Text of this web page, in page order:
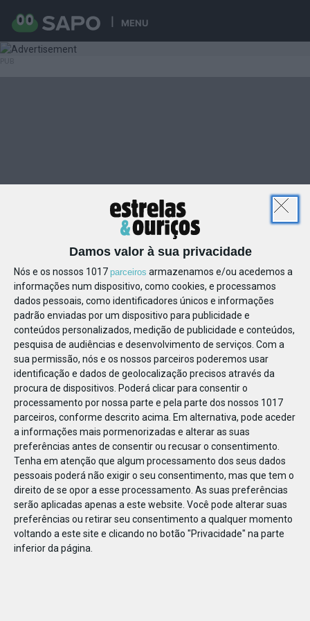
Damos valor à sua privacidade
Nós e os nossos 1017 parceiros armazenamos e/ou acedemos a
informações num dispositivo, como cookies, e processamos
dados pessoais, como identificadores únicos e informações
padrão enviadas por um dispositivo para publicidade e
conteúdos personalizados, medição de publicidade e conteúdos,
pesquisa de audiências e desenvolvimento de serviços. Com a
sua permissão, nós e os nossos parceiros poderemos usar
identificação e dados de geolocalização precisos através da
procura de dispositivos. Poderá clicar para consentir o
processamento por nossa parte e pela parte dos nossos 1017
parceiros, conforme descrito acima. Em alternativa, pode aceder
a informações mais pormenorizadas e alterar as suas
preferências antes de consentir ou recusar o consentimento.
Tenha em atenção que algum processamento dos seus dados
pessoais poderá não exigir o seu consentimento, mas que tem o
direito de se opor a esse processamento. As suas preferências
serão aplicadas apenas a este website. Você pode alterar suas
preferências ou retirar seu consentimento a qualquer momento
voltando a este site e clicando no botão "Privacidade" na parte
inferior da página.
MENU
806941062951238